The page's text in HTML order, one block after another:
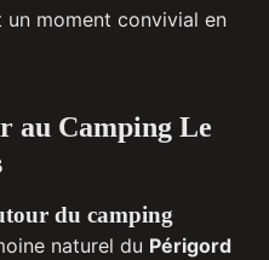
moment convivial en
au Camping Le
du camping
naturel du Périgord